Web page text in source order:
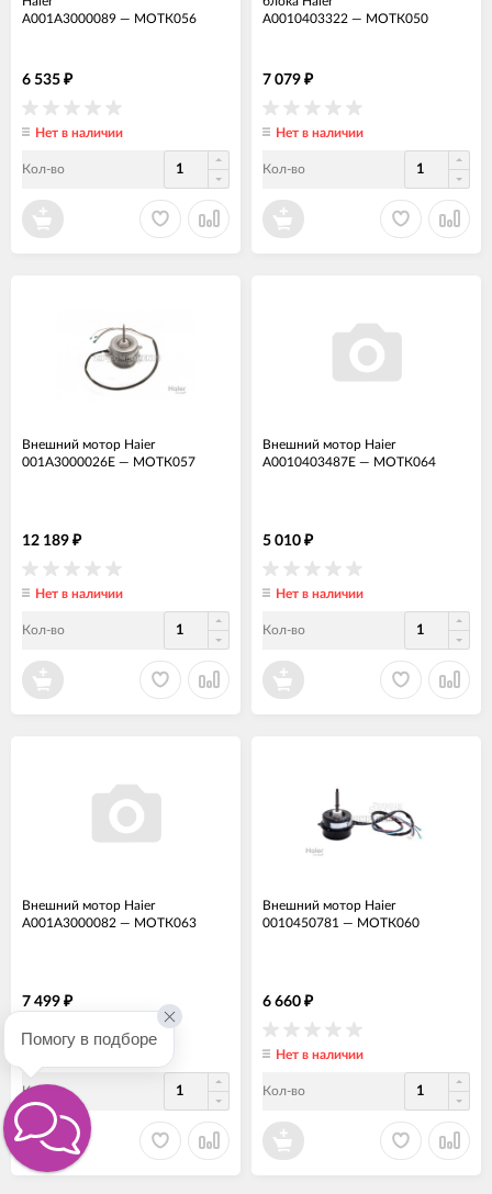
A001A3000089 — МОТК056
6 535 ₽
Нет в наличии
Кол-во
A0010403322 — МОТК050
7 079 ₽
Нет в наличии
Кол-во
Внешний мотор Haier
001A3000026E — МОТК057
12 189 ₽
Нет в наличии
Кол-во
Внешний мотор Haier
A0010403487E — МОТК064
5 010 ₽
Нет в наличии
Кол-во
Внешний мотор Haier
A001A3000082 — МОТК063
7 499 ₽
Кол-во
Внешний мотор Haier
0010450781 — МОТК060
6 660 ₽
Нет в наличии
Кол-во
Помогу в подборе